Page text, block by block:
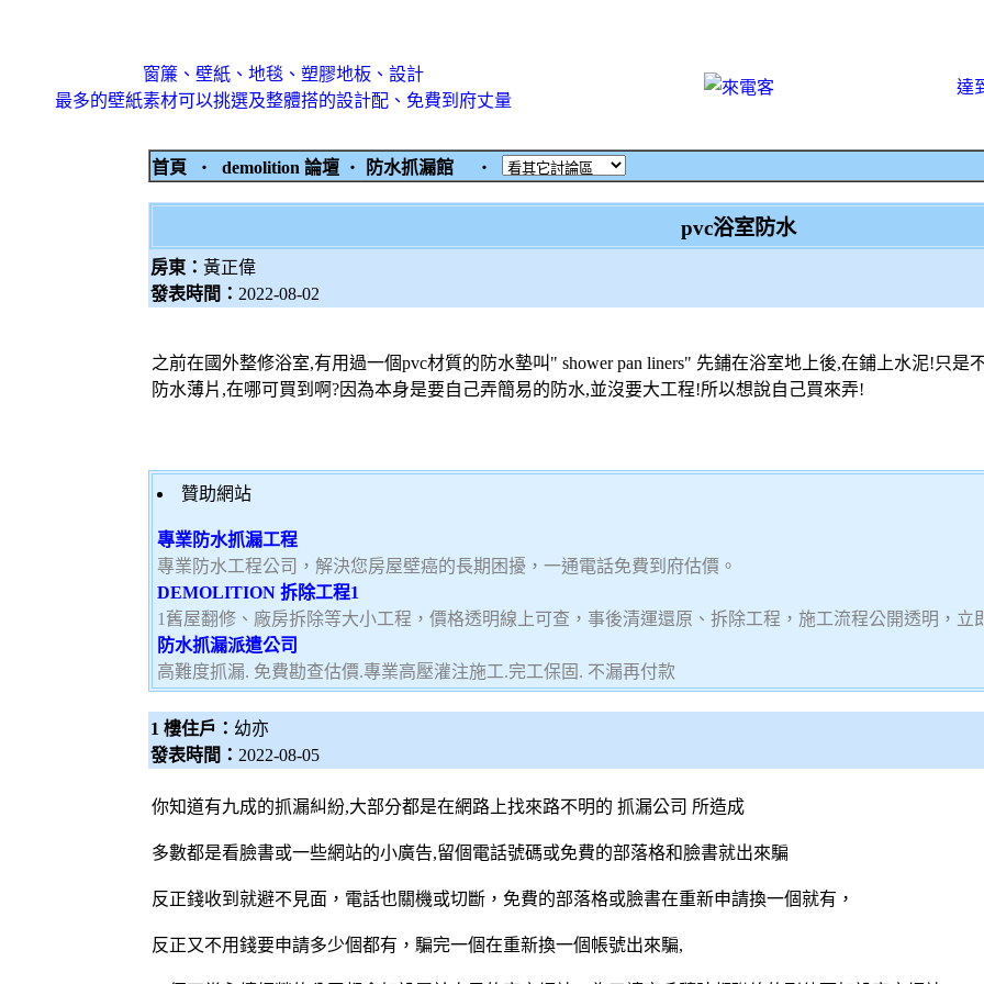
窗簾、壁紙、地毯、塑膠地板、設計
最多的壁紙素材可以挑選及整體搭的設計配、免費到府丈量
達
首頁 ‧ demolition 論壇 ‧ 防水抓漏館 ‧
pvc浴室防水
房東： 黃正偉
發表時間： 2022-08-02
之前在國外整修浴室,有用過一個pvc材質的防水墊叫" shower pan liners" 先鋪在浴室地上後,在鋪上水泥!只是
防水薄片,在哪可買到啊?因為本身是要自己弄簡易的防水,並沒要大工程!所以想說自己買來弄!
贊助網站
專業防水抓漏工程
專業防水工程公司，解決您房屋壁癌的長期困擾，一通電話免費到府估價。
DEMOLITION 拆除工程1
1舊屋翻修、廠房拆除等大小工程，價格透明線上可查，事後清運還原、拆除工程，施工流程公開透明，立
防水抓漏派遣公司
高難度抓漏. 免費勘查估價.專業高壓灌注施工.完工保固. 不漏再付款
1 樓住戶： 幼亦
發表時間： 2022-08-05
你知道有九成的抓漏糾紛,大部分都是在網路上找來路不明的 抓漏公司 所造成
多數都是看臉書或一些網站的小廣告,留個電話號碼或免費的部落格和臉書就出來騙
反正錢收到就避不見面，電話也關機或切斷，免費的部落格或臉書在重新申請換一個就有，
反正又不用錢要申請多少個都有，騙完一個在重新換一個帳號出來騙,